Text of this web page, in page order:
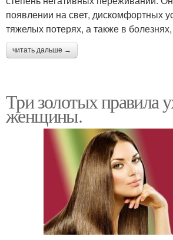
появлении на свет, дискомфортных
тяжелых потерях, а также в
читать дальше →
Три золотых правила
женщины.